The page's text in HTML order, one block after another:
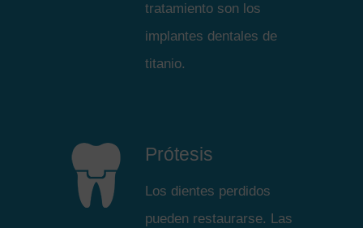
tratamiento son los
implantes dentales de
titanio.
Prótesis
Los dientes perdidos
pueden restaurarse. Las